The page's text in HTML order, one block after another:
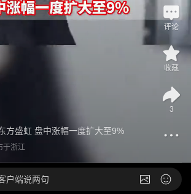
方盛虹 盘中涨幅一度扩大至9%
于浙江
评论
收藏
3
户端说两句